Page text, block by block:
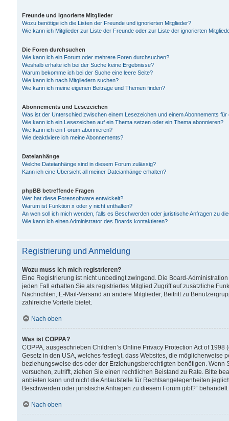
Freunde und ignorierte Mitglieder
Wozu benötige ich die Listen der Freunde und ignorierten Mitglieder?
Wie kann ich Mitglieder zur Liste der Freunde oder zur Liste der ignorierten
Die Foren durchsuchen
Wie kann ich ein Forum oder mehrere Foren durchsuchen?
Weshalb erhalte ich bei der Suche keine Ergebnisse?
Warum bekomme ich bei der Suche eine leere Seite?
Wie kann ich nach Mitgliedern suchen?
Wie kann ich meine eigenen Beiträge und Themen finden?
Abonnements und Lesezeichen
Was ist der Unterschied zwischen einem Lesezeichen und einem Abonnements
Wie kann ich ein Lesezeichen auf ein Thema setzen oder ein Thema abonnieren?
Wie kann ich ein Forum abonnieren?
Wie deaktiviere ich meine Abonnements?
Dateianhänge
Welche Dateianhänge sind in diesem Forum zulässig?
Kann ich eine Übersicht all meiner Dateianhänge erhalten?
phpBB betreffende Fragen
Wer hat diese Forensoftware entwickelt?
Warum ist Funktion x oder y nicht enthalten?
An wen soll ich mich wenden, falls es Beschwerden oder juristische Anfragen zu
Wie kann ich einen Administrator des Boards kontaktieren?
Registrierung und Anmeldung
Wozu muss ich mich registrieren?
Eine Registrierung ist nicht unbedingt zwingend. Die Board-
jeden Fall erhalten Sie als registriertes Mitglied Zugriff auf zusätzliche
Nachrichten, E-Mail-Versand an andere Mitglieder, Beitritt zu
zahlreiche Vorteile bietet.
Nach oben
Was ist COPPA?
COPPA, ausgeschrieben Children’s Online Privacy Protection Act of
Gesetz in den USA, welches festlegt, dass Websites, die
beziehungsweise des oder der Erziehungsberechtigten benötigen.
versuchen, zutrifft, ziehen Sie einen rechtlichen Beistand zu Rate. Bitte
anbieten kann und nicht die Anlaufstelle für Rechtsangelegenheiten
Beschwerden oder juristische Anfragen zu diesem Forum gibt?“
Nach oben